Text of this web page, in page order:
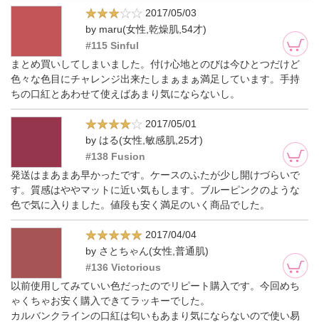
2017/05/03
by maru(女性,乾燥肌,54才)
#115 Sinful
まとめ買いしてしまいました。付け心地とのびは今ひとつだけど
色々な色目にチャレンジ出来たしまぁまぁ満足しています。手持
ちの口紅とあわせて使えばあまり気にならないし。
2017/05/01
by はる(女性,敏感肌,25才)
#138 Fusion
発送はまあまあ早かったです。ケースのふたが少し開けづらいで
す。質感はややマットに近い気もします。ブルーピンクのような
色で気に入りました。値段も安く満足のいく商品でした。
2017/04/04
by さとちゃん(女性,普通肌)
#136 Victorious
以前使用してみていい色だったのでリピート購入です。今回めち
ゃくちゃお安く購入できてラッキーでした。
カルバンクラインの口紅は匂いもあまり気にならないので使い易